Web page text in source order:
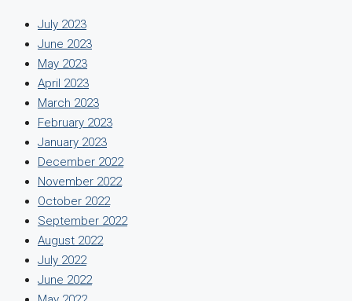
July 2023
June 2023
May 2023
April 2023
March 2023
February 2023
January 2023
December 2022
November 2022
October 2022
September 2022
August 2022
July 2022
June 2022